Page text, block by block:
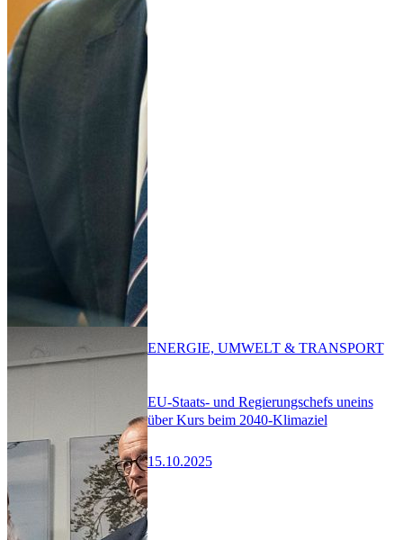
EU-Staats- und Regierungschefs uneins
über Kurs beim 2040-Klimaziel
15.10.2025
ENERGIE, UMWELT & TRANSPORT